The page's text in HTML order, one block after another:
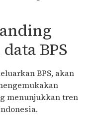
BPS
BPS, akan
menunjukkan tren